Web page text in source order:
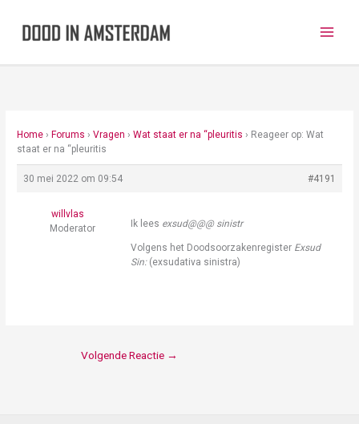
Home › Forums › Vragen › Wat staat er na “pleuritis › Reageer op: Wat
staat er na “pleuritis
30 mei 2022 om 09:54 #4191
willvlas
Moderator
Ik lees exsud@@@ sinistr
Volgens het Doodsoorzakenregister Exsud
Sin: (exsudativa sinistra)
Volgende Reactie →